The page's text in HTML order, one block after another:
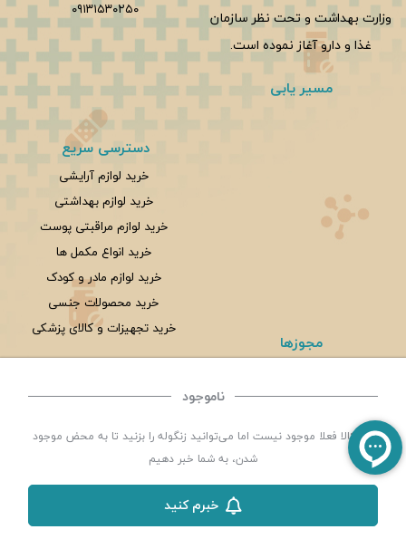
ناموجود
این کالا فعلا موجود نیست اما می‌توانید زنگوله را بزنید تا به محض موجود
شدن، به شما خبر دهیم
خبرم کنید
وزارت بهداشت و تحت نظر سازمان
غذا و دارو آغاز نموده است.
۰۹۱۳۱۵۳۰۲۵۰
مسیر یابی
مجوزها
دسترسی سریع
خرید لوازم آرایشی
خرید لوازم بهداشتی
خرید لوازم مراقبتی پوست
خرید انواع مکمل ها
خرید لوازم مادر و کودک
خرید محصولات جنسی
خرید تجهیزات و کالای پزشکی
© تمامی حقوق این سایت متعلق بهداروخانه شبانه روزی سلامت یزد می باشد. | توسعه و کد
نویسی:سپکام سیستم طراحی ،اجرا و سئو:شرکت دیجیتال مارکتینگ سپتا